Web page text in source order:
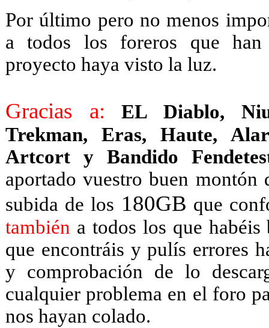
Por último pero no menos
a todos los foreros que han
proyecto haya visto la luz.
Gracias a:
EL Diablo,
Trekman, Eras, Haute,
Artcort y Bandido
aportado vuestro buen montón
subida de los 180GB que
también a todos los que
que encontráis y pulís errores
y comprobación de lo
cualquier problema en el foro
nos hayan colado.